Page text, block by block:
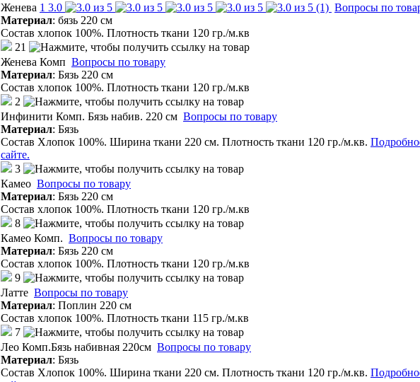
Женева 1 3.0 (1) Вопросы по
Материал: бязь 220 см
Состав хлопок 100%. Плотность ткани 120 гр./м.кв
21
Женева Комп Вопросы по товару
Материал: Бязь 220 см
Состав хлопок 100%. Плотность ткани 120 гр./м.кв
2
Инфинити Комп. Бязь набив. 220 см Вопросы по товару
Материал: Бязь
Состав Хлопок 100%. Ширина ткани 220 см. Плотность ткани 120 гр./м.кв.
сайте.
3
Камео Вопросы по товару
Материал: Бязь 220 см
Состав хлопок 100%. Плотность ткани 120 гр./м.кв
8
Камео Комп. Вопросы по товару
Материал: Бязь 220 см
Состав хлопок 100%. Плотность ткани 120 гр./м.кв
9
Латте Вопросы по товару
Материал: Поплин 220 см
Состав хлопок 100%. Плотность ткани 115 гр./м.кв
7
Лео Комп.Бязь набивная 220см Вопросы по товару
Материал: Бязь
Состав Хлопок 100%. Ширина ткани 220 см. Плотность ткани 120 гр./м.кв.